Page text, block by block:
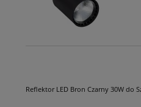
Reflektor LED Bron Czarny 30W do